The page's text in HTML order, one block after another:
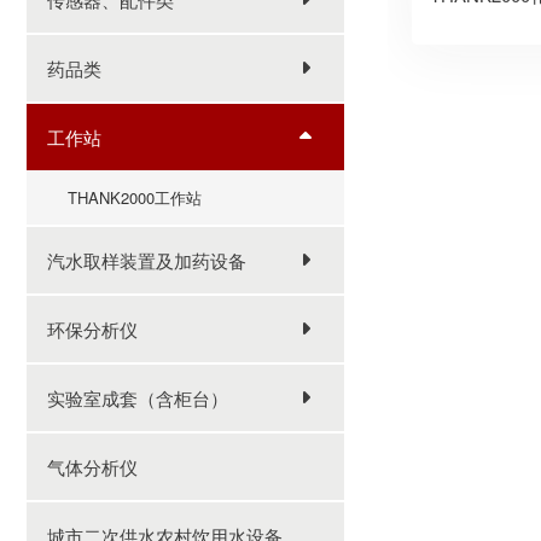
药品类
工作站
THANK2000工作站
汽水取样装置及加药设备
环保分析仪
实验室成套（含柜台）
气体分析仪
城市二次供水农村饮用水设备